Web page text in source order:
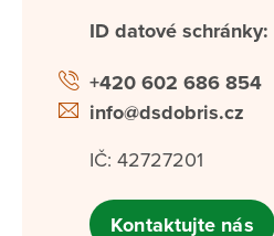
ID datové schránky:
+420 602 686 854
info@dsdobris.cz
IČ: 42727201
Kontaktujte nás